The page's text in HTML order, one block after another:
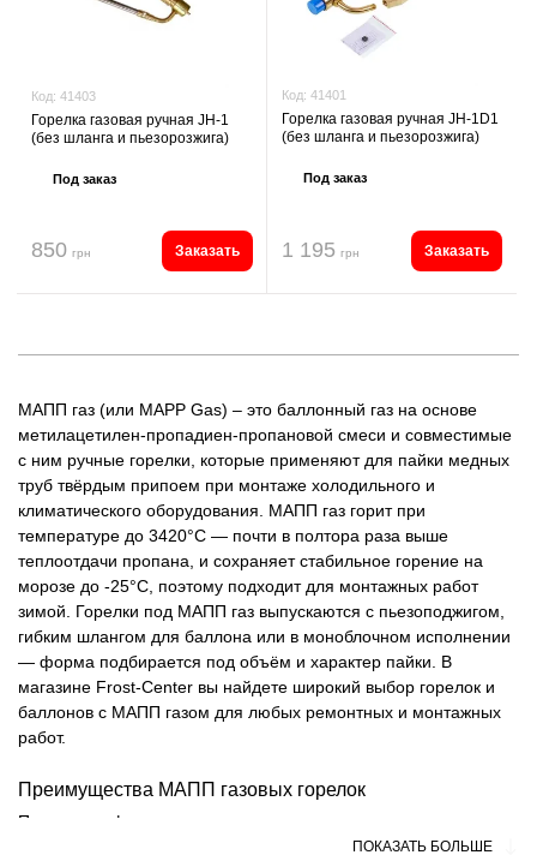
Код: 41403
Горелка газовая ручная JH-1
(без шланга и пьезорозжига)
Под заказ
850 грн Заказать
Код: 41401
Горелка газовая ручная JH-1D1
(без шланга и пьезорозжига)
Под заказ
1 195 грн Заказать
МАПП газ (или MAPP Gas) – это баллонный газ на основе
метилацетилен-пропадиен-пропановой смеси и совместимые
с ним ручные горелки, которые применяют для пайки медных
труб твёрдым припоем при монтаже холодильного и
климатического оборудования. МАПП газ горит при
температуре до 3420°C — почти в полтора раза выше
теплоотдачи пропана, и сохраняет стабильное горение на
морозе до -25°C, поэтому подходит для монтажных работ
зимой. Горелки под МАПП газ выпускаются с пьезоподжигом,
гибким шлангом для баллона или в моноблочном исполнении
— форма подбирается под объём и характер пайки. В
магазине Frost-Center вы найдете широкий выбор горелок и
баллонов с МАПП газом для любых ремонтных и монтажных
работ.
Преимущества МАПП газовых горелок
Почему профессионалы и домашние мастера все чаще
выбирают горелки на МАПП газе? Дело не только в высокой
ПОКАЗАТЬ БОЛЬШЕ